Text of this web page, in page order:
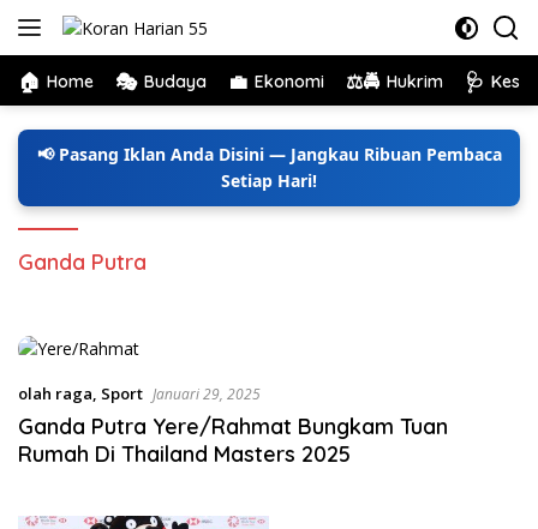
Langsung
🏠 Home 🎭 Budaya 💼 Ekonomi ⚖️🚔 Hukrim 🩺
📢 Pasang Iklan Anda Disini — Jangkau Ribuan Pembaca
Setiap Hari!
Ganda Putra
olah raga, Sport Januari 29, 2025
Ganda Putra Yere/Rahmat Bungkam Tuan
Rumah Di Thailand Masters 2025